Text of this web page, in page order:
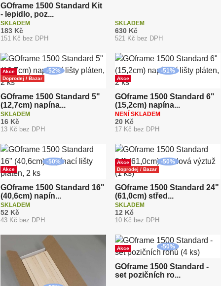
ů
GOframe 1500 Standard Kit
- lepidlo, poz...
183 Kč
151 Kč bez DPH
SKLADEM
630 Kč
521 Kč bez DPH
SKLADEM
-52%
Akce
Doprodej / Bazar
GOframe 1500 Standard 5"
(12,7cm) napína...
16 Kč
13 Kč bez DPH
SKLADEM
-51%
Akce
GOframe 1500 Standard 6"
(15,2cm) napína...
20 Kč
17 Kč bez DPH
NENÍ SKLADEM
-50%
Akce
GOframe 1500 Standard 16"
(40,6cm) napín...
52 Kč
43 Kč bez DPH
SKLADEM
-50%
Akce
Doprodej / Bazar
GOframe 1500 Standard 24"
(61,0cm) střed...
12 Kč
10 Kč bez DPH
SKLADEM
-50%
Akce
GOframe 1500 Standard -
set pozičních ro...